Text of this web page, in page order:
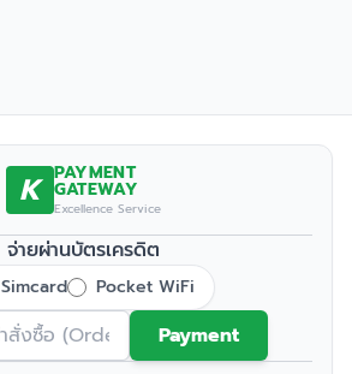
K PAYMENT
GATEWAY
Excellence Service
จ่ายผ่านบัตรเครดิต
Simcard Pocket WiFi
Payment